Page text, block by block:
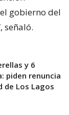
gobierno del
señaló.
y 6
piden renuncia
de Los Lagos